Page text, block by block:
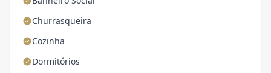
Churrasqueira
Cozinha
Dormitórios